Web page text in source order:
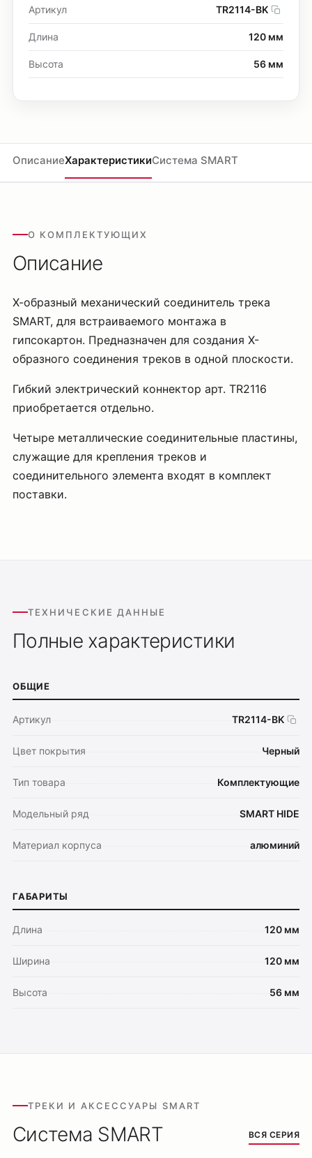
Артикул
TR2114-BK
Длина 120 мм
Высота 56 мм
ОписаниеХарактеристикиСистема SMART
О КОМПЛЕКТУЮЩИХ
Описание
Х-образный механический соединитель трека
SMART, для встраиваемого монтажа в
гипсокартон. Предназначен для создания Х-
образного соединения треков в одной плоскости.
Гибкий электрический коннектор арт. TR2116
приобретается отдельно.
Четыре металлические соединительные пластины,
служащие для крепления треков и
соединительного элемента входят в комплект
поставки.
ТЕХНИЧЕСКИЕ ДАННЫЕ
Полные характеристики
ОБЩИЕ
Артикул TR2114-BK
Цвет покрытия Черный
Тип товара Комплектующие
Модельный ряд SMART HIDE
Материал корпуса алюминий
ГАБАРИТЫ
Длина 120 мм
Ширина 120 мм
Высота 56 мм
ТРЕКИ И АКСЕССУАРЫ SMART
Система SMART ВСЯ СЕРИЯ